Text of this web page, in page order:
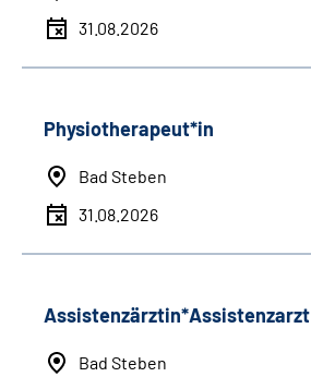
31.08.2026
Physiotherapeut*in
Bad Steben
31.08.2026
Assistenzärztin*Assistenzarzt
Bad Steben